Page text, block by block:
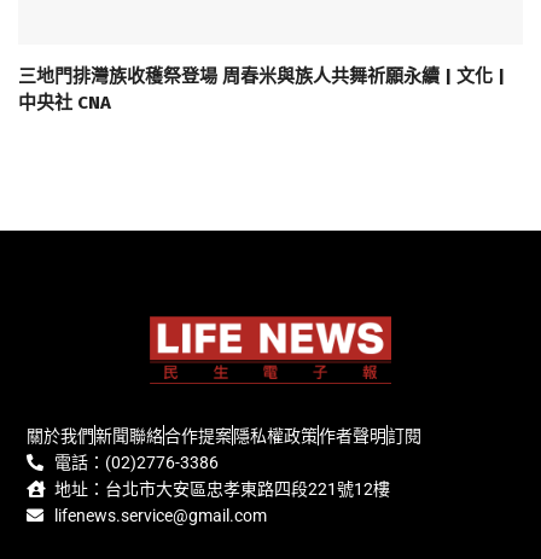
三地門排灣族收穫祭登場 周春米與族人共舞祈願永續 | 文化 |
中央社 CNA
關於我們新聞聯絡合作提案隱私權政策作者聲明訂閱
電話：(02)2776-3386
地址：台北市大安區忠孝東路四段221號12樓
lifenews.service@gmail.com